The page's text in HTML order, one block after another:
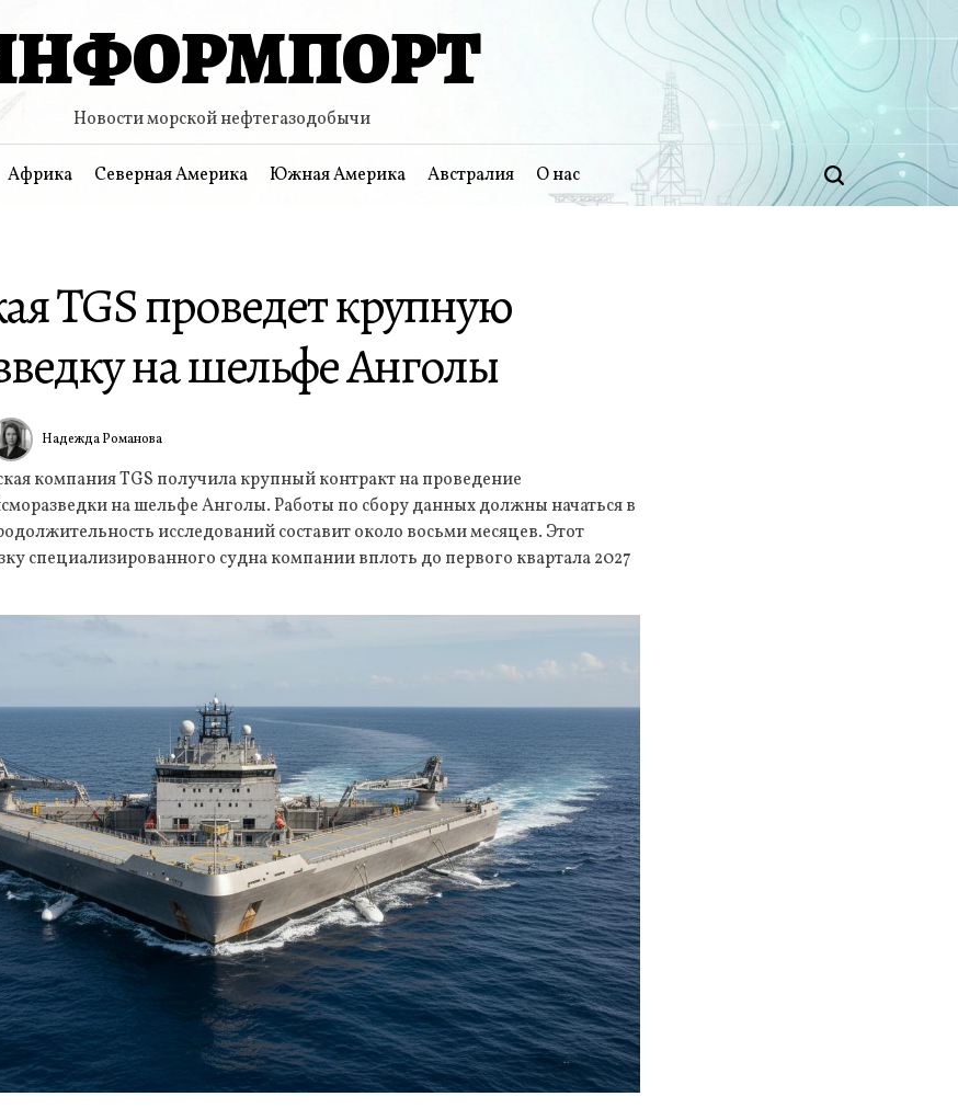
Новости морской нефтегазодобычи
Африка Северная Америка Южная Америка Австралия О нас Поиск
TGS проведет крупную
на шельфе Анголы
Надежда Романова
компания TGS получила крупный контракт на проведение
на шельфе Анголы. Работы по сбору данных должны начаться в
исследований составит около восьми месяцев. Этот
специализированного судна компании вплоть до первого квартала 2027